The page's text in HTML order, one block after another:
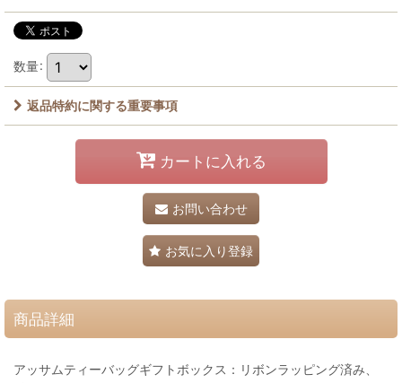
数量:
返品特約に関する重要事項
カートに入れる
お問い合わせ
お気に入り登録
商品詳細
アッサムティーバッグギフトボックス：リボンラッピング済み、